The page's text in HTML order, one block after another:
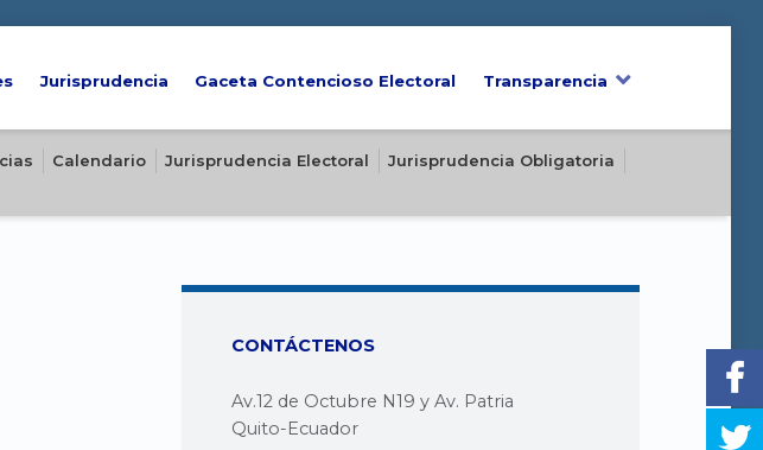
Jurisprudencia Gaceta Contencioso Electoral Transparencia
Calendario Jurisprudencia Electoral
Jurisprudencia Obligatoria
CONTÁCTENOS
Av.12 de Octubre N19 y Av. Patria
Quito-Ecuador